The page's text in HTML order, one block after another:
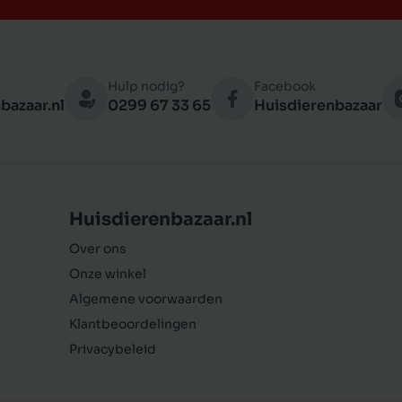
Hulp nodig?
0299 67 33 65
Facebook
Huisdierenbazaar
Huisdierenbazaar.nl
Over ons
Onze winkel
Algemene voorwaarden
Klantbeoordelingen
Privacybeleid